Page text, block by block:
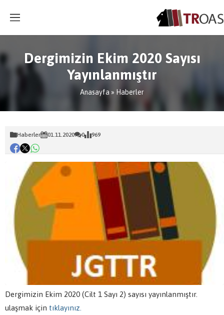
Dergimizin Ekim 2020 Sayısı
Yayınlanmıştır
Anasayfa » Haberler
Haberler 01.11.2020 0 969
Dergimizin Ekim 2020 (Cilt 1 Sayı 2) sayısı yayınlanmıştır.
ulaşmak için tıklayınız.